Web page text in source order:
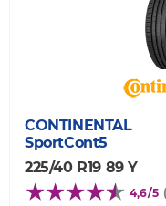
CONTINENTAL
SportCont5
225/40 R19 89 Y
4,6/5